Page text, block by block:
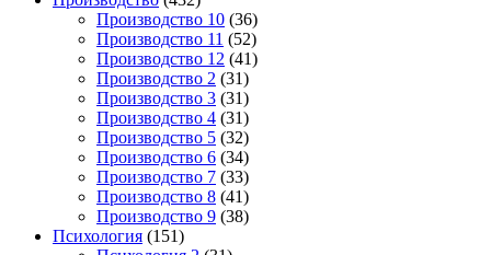
Производство 10 (36)
Производство 11 (52)
Производство 12 (41)
Производство 2 (31)
Производство 3 (31)
Производство 4 (31)
Производство 5 (32)
Производство 6 (34)
Производство 7 (33)
Производство 8 (41)
Производство 9 (38)
Психология (151)